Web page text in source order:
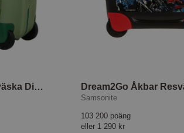
Dream2Go Åkbar Resväska Dino Rex
Samsonite
103 200 poäng
eller 1 290 kr